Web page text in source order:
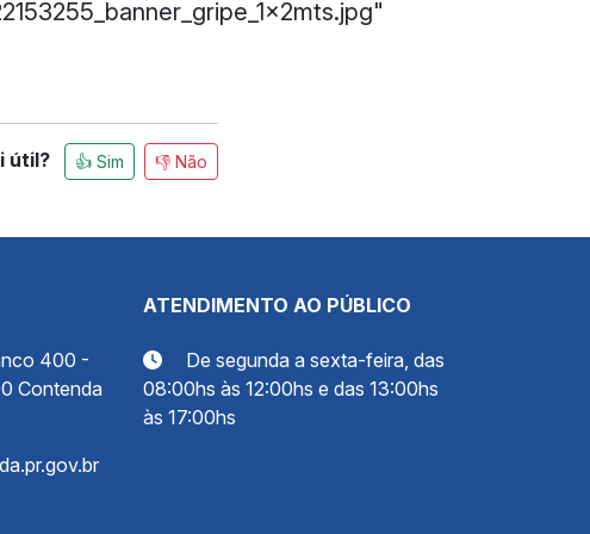
útil? 👍 Sim 👎 Não
400 -
Contenda
ATENDIMENTO AO PÚBLICO
De segunda a sexta-feira, das
08:00hs às 12:00hs e das 13:00hs
às 17:00hs